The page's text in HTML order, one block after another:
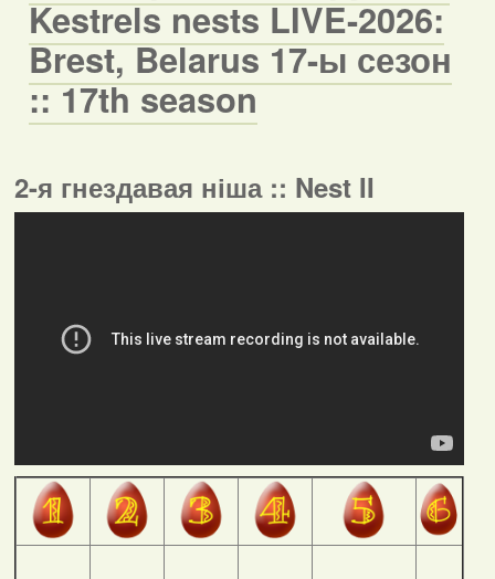
Kestrels nests LIVE-2026:
Brest, Belarus 17-ы сезон
:: 17th season
2-я гнездавая ніша :: Nest II